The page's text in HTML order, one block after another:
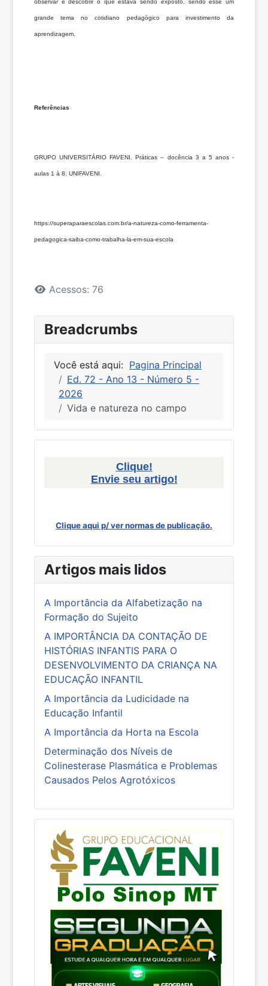
grande tema no cotidiano pedagógico para investimento da
aprendizagem
Referências
GRUPO UNIVERSITÁRIO FAVENI. Práticas – docência 3 a 5 anos -
aulas 1 à 8. UNIFAVENI.
https://superaparaescolas.com.br/a-natureza-como-ferramenta-
pedagogica-saiba-como-trabalha-la-em-sua-escola
Detalhes
Acessos: 76
Breadcrumbs
Você está aqui: Pagina Principal
Ed. 72 - Ano 13 - Número 5 -
2026
Vida e natureza no campo
Clique!
Envie seu artigo!
Clique aqui p/ ver normas de publicação.
Artigos mais lidos
A Importância da Alfabetização na
Formação do Sujeito
A IMPORTÂNCIA DA CONTAÇÃO DE
HISTÓRIAS INFANTIS PARA O
DESENVOLVIMENTO DA CRIANÇA NA
EDUCAÇÃO INFANTIL
A Importância da Ludicidade na
Educação Infantil
A Importância da Horta na Escola
Determinação dos Níveis de
Colinesterase Plasmática e Problemas
Causados Pelos Agrotóxicos